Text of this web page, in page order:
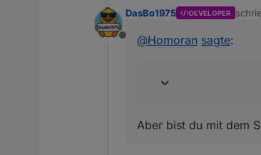
Die Nacht war
Offline
DasBo1975 DEVELOPER
@Homoran sagte:
Aber bist du mit dem